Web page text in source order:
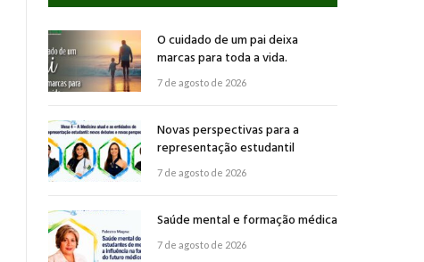
O cuidado de um pai deixa
marcas para toda a vida.
7 de agosto de 2026
Novas perspectivas para a
representação estudantil
7 de agosto de 2026
Saúde mental e formação médica
7 de agosto de 2026